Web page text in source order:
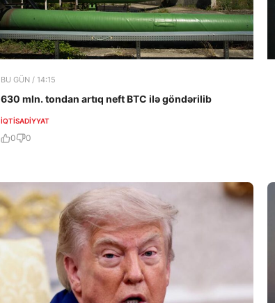
BU GÜN / 14:15
630 mln. tondan artıq neft BTC ilə göndərilib
İQTISADIYYAT
0 0